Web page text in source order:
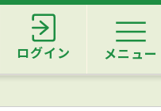
ログイン メニュー